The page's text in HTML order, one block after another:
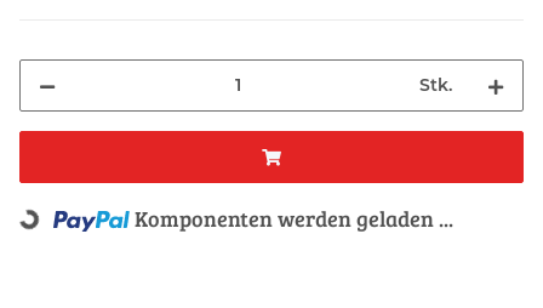
Stk.
Loading... Komponenten werden geladen ...